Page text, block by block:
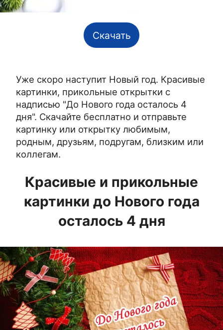
Скачать
Уже скоро наступит Новый год. Красивые
картинки, прикольные открытки с
надписью "До Нового года осталось 4
дня". Скачайте бесплатно и отправьте
картинку или открытку любимым,
родным, друзьям, подругам, близким или
коллегам.
Красивые и прикольные
картинки до Нового года
осталось 4 дня